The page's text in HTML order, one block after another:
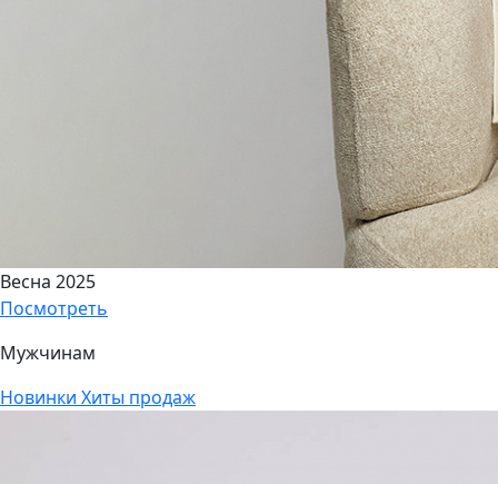
Весна 2025
Посмотреть
Мужчинам
Новинки Хиты продаж